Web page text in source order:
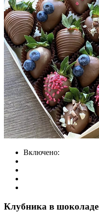
Включено:
Клубника в шоколаде